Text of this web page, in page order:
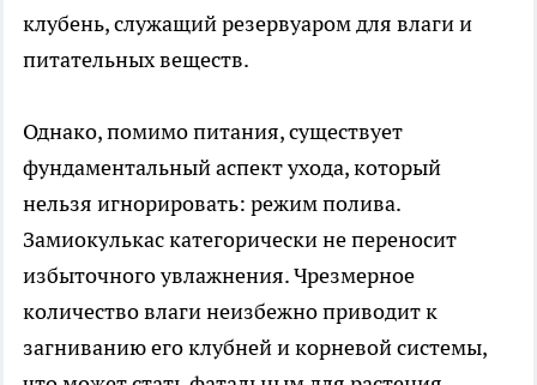
клубень, служащий резервуаром для влаги и
питательных веществ.
Однако, помимо питания, существует
фундаментальный аспект ухода, который
нельзя игнорировать: режим полива.
Замиокулькас категорически не переносит
избыточного увлажнения. Чрезмерное
количество влаги неизбежно приводит к
загниванию его клубней и корневой системы,